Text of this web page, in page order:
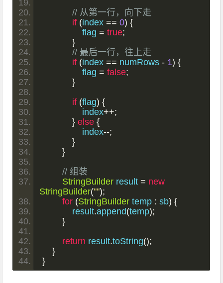
// 从第一行，向下走
if (index == 0) {
                flag
= true;
}
// 最后一行，往上走
if (index == numRows - 1) {
                flag
= false;
}
if (flag) {
                index
++;
} else {
                index
--;
}
}
// 组装
StringBuilder result = new
StringBuilder("");
for (StringBuilder temp : sb) {
            result
.append(temp);
}
return result.toString();
}
}